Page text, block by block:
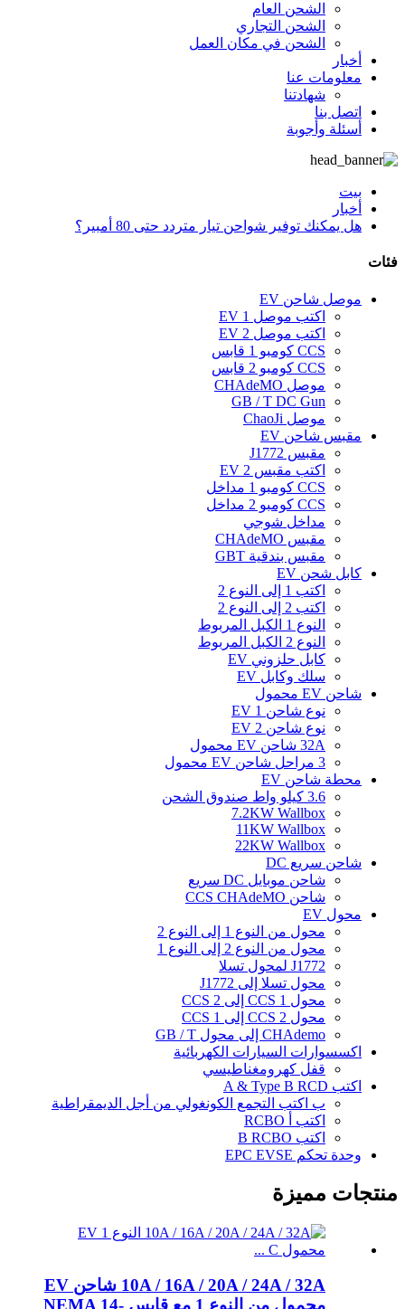
الشحن العام
الشحن التجاري
الشحن في مكان العمل
أخبار
معلومات عنا
شهادتنا
اتصل بنا
أسئلة وأجوبة
بيت
أخبار
هل يمكنك توفير شواحن تيار متردد حتى 80 أمبير؟
فئات
موصل شاحن EV
اكتب موصل 1 EV
اكتب موصل 2 EV
CCS كومبو 1 قابس
CCS كومبو 2 قابس
موصل CHAdeMO
GB / T DC Gun
موصل ChaoJi
مقبس شاحن EV
مقبس J1772
اكتب مقبس EV 2
CCS كومبو 1 مداخل
CCS كومبو 2 مداخل
مداخل شوجي
مقبس CHAdeMO
مقبس بندقية GBT
كابل شحن EV
اكتب 1 إلى النوع 2
اكتب 2 إلى النوع 2
النوع 1 الكبل المربوط
النوع 2 الكبل المربوط
كابل حلزوني EV
سلك وكابل EV
شاحن EV محمول
نوع شاحن EV 1
نوع شاحن EV 2
32A شاحن EV محمول
3 مراحل شاحن EV محمول
محطة شاحن EV
3.6 كيلو واط صندوق الشحن
7.2KW Wallbox
11KW Wallbox
22KW Wallbox
شاحن سريع DC
شاحن موبايل DC سريع
شاحن CCS CHAdeMO
محول EV
محول من النوع 1 إلى النوع 2
محول من النوع 2 إلى النوع 1
J1772 لمحول تسلا
محول تسلا إلى J1772
محول CCS 1 إلى CCS 2
محول CCS 2 إلى CCS 1
CHAdemo إلى محول GB / T
اكسسوارات السيارات الكهربائية
قفل كهرومغناطيسي
اكتب A & Type B RCD
ب اكتب التجمع الكونغولي من أجل الديمقراطية
اكتب أ RCBO
اكتب B RCBO
وحدة تحكم EPC EVSE
منتجات مميزة
10A / 16A / 20A / 24A / 32A شاحن EV
محمول من النوع 1 مع قابس NEMA 14-